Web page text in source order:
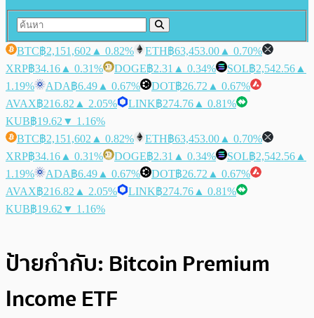
BTC฿2,151,602 ▲ 0.82% ETH฿63,453.00 ▲ 0.70%
XRP฿34.16 ▲ 0.31% DOGE฿2.31 ▲ 0.34% SOL฿2,542.56 ▲
1.19%
ADA฿6.49 ▲ 0.67% DOT฿26.72 ▲ 0.67%
AVAX฿216.82 ▲ 2.05% LINK฿274.76 ▲ 0.81%
KUB฿19.62 ▼ 1.16%
BTC฿2,151,602 ▲ 0.82% ETH฿63,453.00 ▲ 0.70%
XRP฿34.16 ▲ 0.31% DOGE฿2.31 ▲ 0.34% SOL฿2,542.56 ▲
1.19%
ADA฿6.49 ▲ 0.67% DOT฿26.72 ▲ 0.67%
AVAX฿216.82 ▲ 2.05% LINK฿274.76 ▲ 0.81%
KUB฿19.62 ▼ 1.16%
ป้ายกำกับ: Bitcoin Premium
Income ETF